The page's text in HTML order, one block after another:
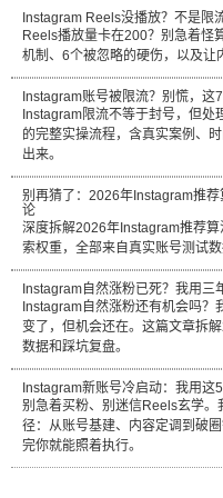
Instagram Reels没播放？不是限
Reels播放量卡在200？别急着怪
机制、6个被忽略的硬伤，以及让
Instagram账号被限流？别慌，这
Instagram限流不等于封号，但处
的完整实操流程，含真实案例、
出来。
别再猜了：2026年Instagram推
论
深度拆解2026年Instagram推荐
索权重，全部来自真实账号测试
Instagram自然涨粉已死？我用三
Instagram自然涨粉还有机会吗？
变了，但机会还在。这篇文章拆
数据和踩坑复盘。
Instagram新账号冷启动：我用这
别急着买粉、别迷信Reels玄学
径：从账号基建、内容定调到破
完你就能照着执行。